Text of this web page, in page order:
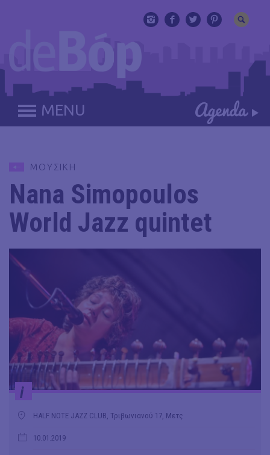
MENU
ΜΟΥΣΙΚΗ
Nana Simopoulos
World Jazz quintet
i
HALF NOTE JAZZ CLUB, Τριβωνιανού 17, Μετς
10.01.2019